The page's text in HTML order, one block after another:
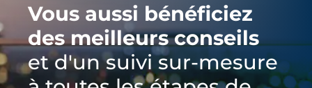
Vous aussi bénéficiez
des meilleurs conseils
et d'un suivi sur-mesure